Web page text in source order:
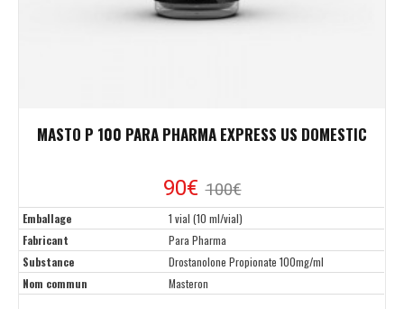
MASTO P 100 PARA PHARMA EXPRESS US DOMESTIC
90€ 100€
Emballage
1 vial (10 ml/vial)
Fabricant
Para Pharma
Substance
Drostanolone Propionate 100mg/ml
Nom commun
Masteron